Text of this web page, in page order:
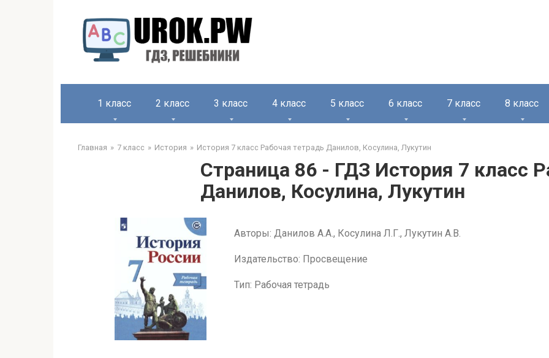
1 класс 2 класс 3 класс 4 класс 5 класс 6 класс 7 класс 8 класс
Главная 7 класс История История 7 класс Рабочая тетрадь Данилов, Косулина, Лукутин
Страница 86 - ГДЗ История 7 класс
Данилов, Косулина, Лукутин
Авторы: Данилов А.А., Косулина Л.Г., Лукутин А.В.
Издательство: Просвещение
Тип: Рабочая тетрадь